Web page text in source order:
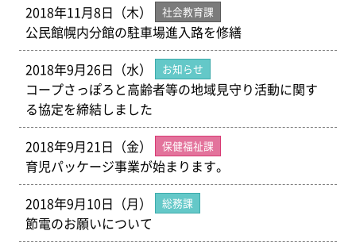
2018年11月8日（木）
社会教育課
公民館幌内分館の駐車場進入路を修繕
2018年9月26日（水）
お知らせ
コープさっぽろと高齢者等の地域見守り活動に関す
る協定を締結しました
2018年9月21日（金）
保健福祉課
育児パッケージ事業が始まります。
2018年9月10日（月）
総務課
節電のお願いについて